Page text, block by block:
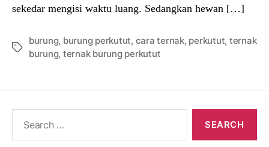
sekedar mengisi waktu luang. Sedangkan hewan […]
Tags
burung, burung perkutut, cara ternak, perkutut, ternak
burung, ternak burung perkutut